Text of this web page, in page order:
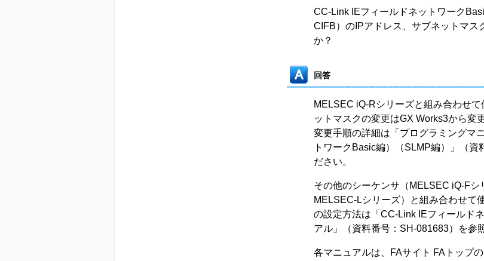
CC-Link IEフィールドネットワーク
CIFB）のIPアドレス、サブネットマス
か？
回答
MELSEC iQ-Rシリーズと組み合わせ
ットマスクの変更はGX Works3から変
変更手順の詳細は「プログラミングマ
トワークBasic編）（SLMP編）」（資
ださい。
その他のシーケンサ（MELSEC iQ-Fシ
MELSEC-Lシリーズ）と組み合わせて
の設定方法は「CC-Link IEフィールド
アル」（資料番号：SH-081683）を参
各マニュアルは、FAサイト FAトップ